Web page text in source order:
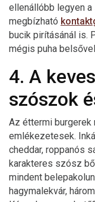
ellenállóbb legyen
megbízható
bucik pirításánál is.
mégis puha
4. A
szószok
Az éttermi
emlékezetesek.
cheddar, roppanós
karakteres szósz
mindent
hagymalekvár,